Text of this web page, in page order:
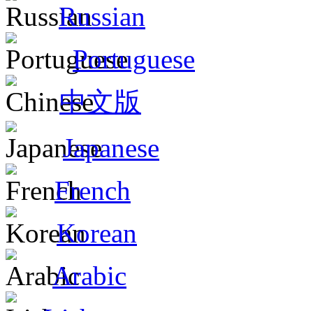
Russian
Portuguese
中文版
Japanese
French
Korean
Arabic